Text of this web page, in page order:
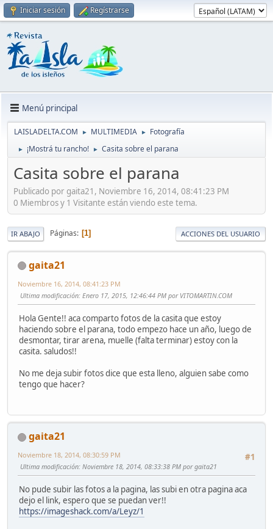
Iniciar sesión Regístrarse
Menú principal
LAISLADELTA.COM ► MULTIMEDIA ► Fotografía
► ¡Mostrá tu rancho! ► Casita sobre el parana
Casita sobre el parana
Publicado por gaita21, Noviembre 16, 2014, 08:41:23 PM
0 Miembros y 1 Visitante están viendo este tema.
IR ABAJO Páginas 1 ACCIONES DEL USUARIO
gaita21
Noviembre 16, 2014, 08:41:23 PM
Ultima modificación: Enero 17, 2015, 12:46:44 PM por VITOMARTIN.COM
Hola Gente!! aca comparto fotos de la casita que estoy
haciendo sobre el parana, todo empezo hace un año, luego de
desmontar, tirar arena, muelle (falta terminar) estoy con la
casita. saludos!!
No me deja subir fotos dice que esta lleno, alguien sabe como
tengo que hacer?
gaita21
#1
Noviembre 18, 2014, 08:30:59 PM
Ultima modificación: Noviembre 18, 2014, 08:33:38 PM por gaita21
No pude subir las fotos a la pagina, las subi en otra pagina aca
dejo el link, espero que se puedan ver!!
https://imageshack.com/a/Leyz/1